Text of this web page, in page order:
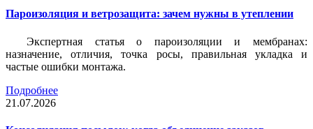
Пароизоляция и ветрозащита: зачем нужны в утеплении
Экспертная статья о пароизоляции и мембранах:
назначение, отличия, точка росы, правильная укладка и
частые ошибки монтажа.
Подробнее
21.07.2026